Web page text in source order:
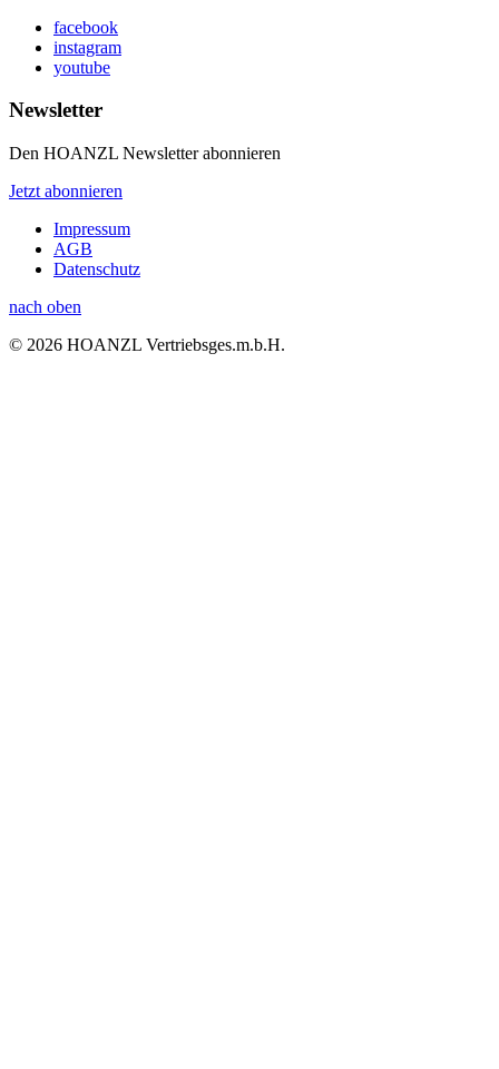
facebook
instagram
youtube
Newsletter
Den HOANZL Newsletter abonnieren
Jetzt abonnieren
Impressum
AGB
Datenschutz
nach oben
© 2026 HOANZL Vertriebsges.m.b.H.